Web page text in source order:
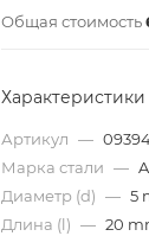
Общая стоимость
Характеристики
Артикул —
Марка стали —
Диаметр (d) — 5
Длина (l) — 20